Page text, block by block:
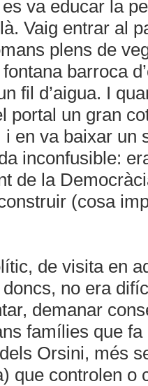
va educar la
Vaig entrar al
plens de
barroca
fil d’aigua. I
portal un gran
en va baixar un
inconfusible:
de la
(cosa
de visita en
no era
demanar
famílies que
Orsini, més
que controlen o